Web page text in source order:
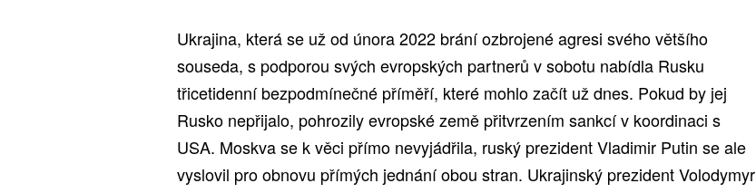
Ukrajina, která se už od února 2022 brání ozbrojené agresi svého většího
souseda, s podporou svých evropských partnerů v sobotu nabídla Rusku
třicetidenní bezpodmínečné příměří, které mohlo začít už dnes. Pokud by jej
Rusko nepřijalo, pohrozily evropské země přitvrzením sankcí v koordinaci s
USA. Moskva se k věci přímo nevyjádřila, ruský prezident Vladimir Putin se ale
vyslovil pro obnovu přímých jednání obou stran. Ukrajinský prezident Volodymyr